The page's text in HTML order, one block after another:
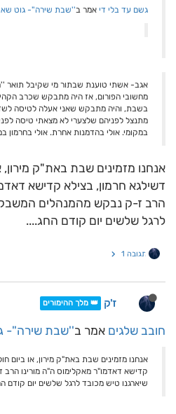
גשם עד בלי די אמר ב''שבת שירה''- גוט
אגב- אשתי טוענת שבתור מי שקיבל תואר
מחשובי הפורום, אז היה מתבקש שכרב
בשבת, והיה מתבקש שאני אעלה לטיסה
מתנצל לפניהם שלצערי לא מצאתי טיסה
במקומי. אולי בהדמנות אחרת. אולי בחרמון
אנחנו מזמינים שבת באת"ק מירון,
דשילגא חרמון, בצילא קדישא
הרב ז-ק נבקש מהמנהלים
לרגל שלשים יום קודם החג....
תגובה 1
ז'ק 👑 מלך ההימורים
חובב שלגים אמר ב''שבת שירה''-
אנחנו מזמינים שבת באת"ק מירון, או ביום
קדישא דאדמו"ר מאקלימוס ה"ה מורינו
שיארגנו טיש מכובד לרגל שלשים יום קודם